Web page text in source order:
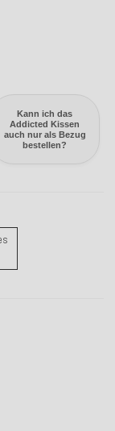
Kann ich das
Addicted Kissen
auch nur als Bezug
bestellen?